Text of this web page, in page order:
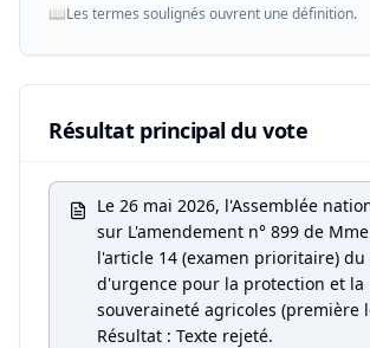
📖Les termes soulignés ouvrent une définition.
Résultat principal du vote
Le 26 mai 2026, l'Assemblée
sur L'amendement n° 899 de
l'article 14 (examen prioritaire)
d'urgence pour la protection et la
souveraineté agricoles (première
Résultat : Texte rejeté.